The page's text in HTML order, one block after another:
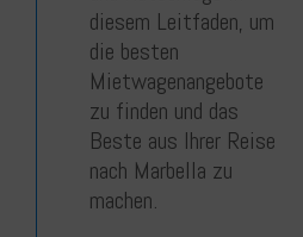
diesem Leitfaden, um
die besten
Mietwagenangebote
zu finden und das
Beste aus Ihrer Reise
nach Marbella zu
machen.